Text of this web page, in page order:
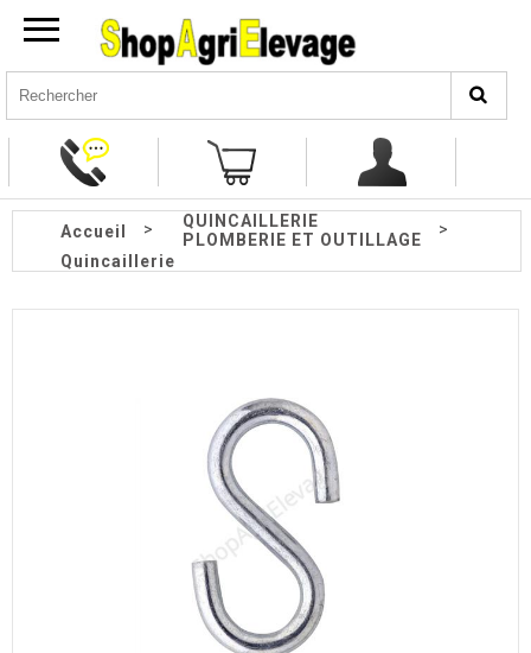
Accueil >
QUINCAILLERIE
PLOMBERIE ET OUTILLAGE
>
Quincaillerie